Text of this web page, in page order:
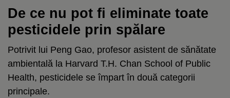
De ce nu pot fi eliminate toate
pesticidele prin spălare
Potrivit lui Peng Gao, profesor asistent de sănătate
ambientală la Harvard T.H. Chan School of Public
Health, pesticidele se împart în două categorii
principale.